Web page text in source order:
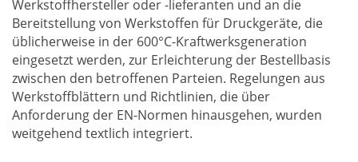
Werkstoffhersteller oder -lieferanten und an die
Bereitstellung von Werkstoffen für Druckgeräte, die
üblicherweise in der 600°C-Kraftwerksgeneration
eingesetzt werden, zur Erleichterung der Bestellbasis
zwischen den betroffenen Parteien. Regelungen aus
Werkstoffblättern und Richtlinien, die über
Anforderung der EN-Normen hinausgehen, wurden
weitgehend textlich integriert.